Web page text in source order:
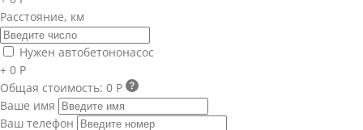
Расстояние, км
Нужен автобетононасос
+ 0 Р
Общая стоимость: 0 Р
Ваше имя
Ваш телефон